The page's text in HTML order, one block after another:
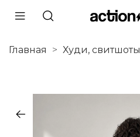
Главная Худи, свитшоты